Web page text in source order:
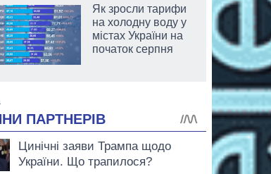
Як зросли тарифи
на холодну воду у
містах України на
початок серпня